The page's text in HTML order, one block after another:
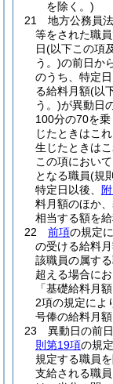
を除く。)
21
地方公務員
等をされた職
日(以下この項
う。)の前日か
のうち、特定日
る給料月額(以
う。)が異動日
100分の70を
じたときはこ
生じたときは
この項におい
となる職員(規
特定日以後、
料月額のほか
相当する額を
22
前項の規定
の受ける給料
該職員の属す
超える場合に
「基礎給料月
2項の規定によ
号俸の給料月
23
異動日の前
則第19項の規
規定する職員
支給される職